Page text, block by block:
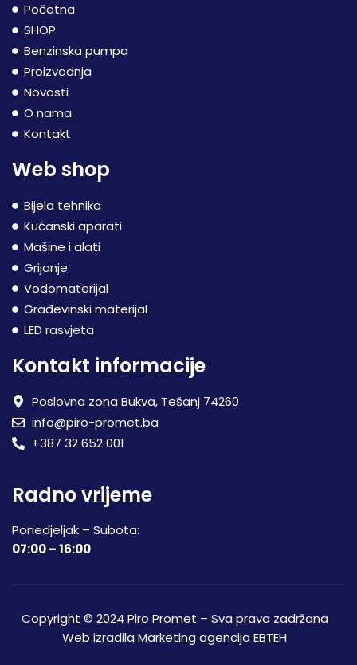
Početna
SHOP
Benzinska pumpa
Proizvodnja
Novosti
O nama
Kontakt
Web shop
Bijela tehnika
Kućanski aparati
Mašine i alati
Grijanje
Vodomaterijal
Građevinski materijal
LED rasvjeta
Kontakt informacije
Poslovna zona Bukva, Tešanj 74260
info@piro-promet.ba
+387 32 652 001
Radno vrijeme
Ponedjeljak – Subota:
07:00 – 16:00
Copyright © 2024 Piro Promet – Sva prava zadržana
Web izradila Marketing agencija EBTEH